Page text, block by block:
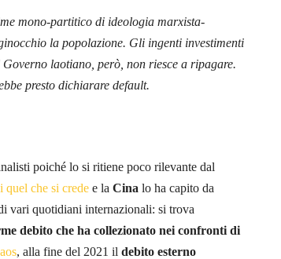
mono-partitico di ideologia marxista-
la popolazione. Gli ingenti investimenti
laotiano, però, non riesce a ripagare.
presto dichiarare default.
poiché lo si ritiene poco rilevante dal
quel che si crede e la Cina lo ha capito da
vari quotidiani internazionali: si trova
debito che ha collezionato nei confronti di
, alla fine del 2021 il debito esterno